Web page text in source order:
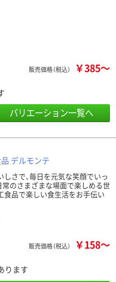
販売価格（税込） ￥385～
バリエーション一覧へ
デルモンテ
さで、毎日を元気な笑顔でいっ
常のさまざまな場面で楽しめる世
食品で楽しい食生活をお手伝い
販売価格（税込） ￥158～
ります